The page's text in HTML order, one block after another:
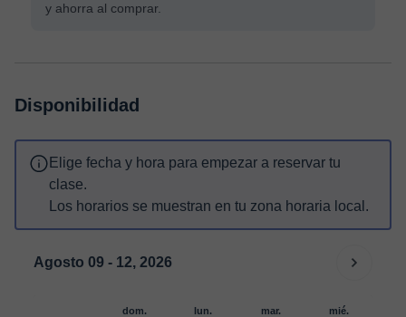
y ahorra al comprar.
Disponibilidad
Elige fecha y hora para empezar a reservar tu
clase.
Los horarios se muestran en tu zona horaria local.
Agosto 09 - 12, 2026
dom.
lun.
mar.
mié.